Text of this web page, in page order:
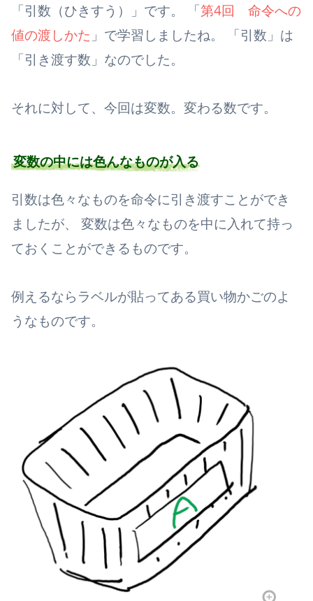
「引数（ひきすう）」です。 「第4回 命令への
値の渡しかた 」で学習しましたね。 「引数」は
「引き渡す数」なのでした。
それに対して、今回は変数。変わる数です。
変数の中には色んなものが入る
引数は色々なものを命令に引き渡すことができ
ましたが、 変数は色々なものを中に入れて持っ
ておくことができるものです。
例えるならラベルが貼ってある買い物かごのよ
うなものです。